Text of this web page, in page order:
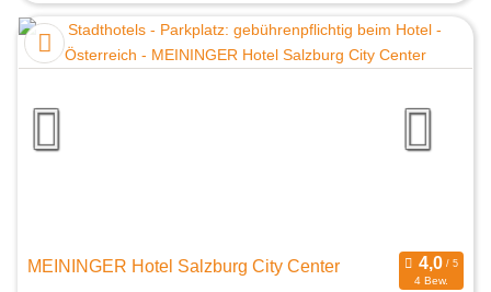
MEININGER Hotel Salzburg City Center
4 Bew.